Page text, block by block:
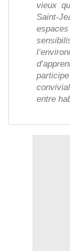
vieux
Saint-
entre